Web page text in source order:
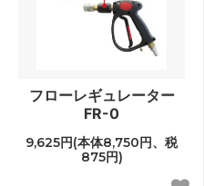
フローレギュレーター
FR-0
9,625円(本体8,750円、税
875円)